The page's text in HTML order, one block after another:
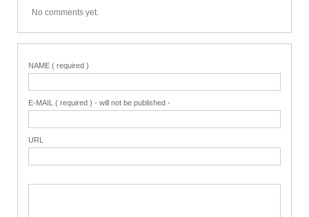
No comments yet.
NAME ( required )
E-MAIL ( required ) - will not be published -
URL